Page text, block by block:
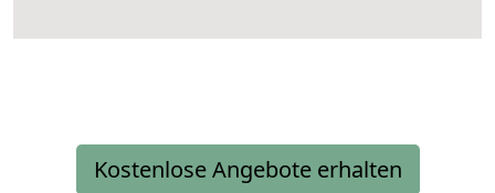
Kostenlose Angebote erhalten